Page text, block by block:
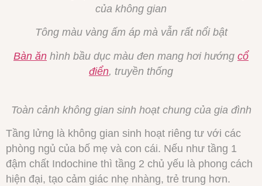
của không gian
Tông màu vàng ấm áp mà vẫn rất nổi bật
Bàn ăn hình bầu dục màu đen mang hơi hướng cổ
điển, truyền thống
Toàn cảnh không gian sinh hoạt chung của gia đình
Tầng lửng là không gian sinh hoạt riêng tư với các
phòng ngủ của bố mẹ và con cái. Nếu như tầng 1
đậm chất Indochine thì tầng 2 chủ yếu là phong cách
hiện đại, tạo cảm giác nhẹ nhàng, trẻ trung hơn.